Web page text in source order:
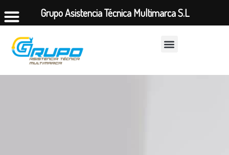
Grupo Asistencia Técnica Multimarca S.L